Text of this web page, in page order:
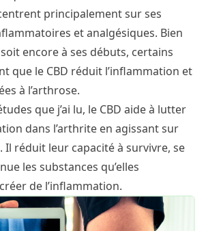
principalement sur ses
et analgésiques. Bien
encore à ses débuts, certains
que le CBD réduit l’inflammation et
à l’arthrose.
que j’ai lu, le CBD aide à lutter
dans l’arthrite en agissant sur
Il réduit leur capacité à survivre, se
les substances qu’elles
de l’inflammation.